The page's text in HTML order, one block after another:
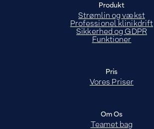
Produkt
Strømlin og vækst
Professionel klinikdrift
Sikkerhed og GDPR
Funktioner
Pris
Vores Priser
Om Os
Teamet bag